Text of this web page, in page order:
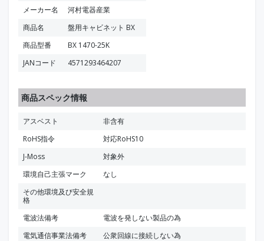
メーカー名
河村電器産業
商品名
盤用キャビネット BX
商品型番
BX 1470-25K
JANコード
4571293464207
商品スペック情報
アスベスト
非含有
RoHS指令
対応RoHS10
J-Moss
対象外
環境自己主張マーク
なし
その他環境及び安全規
格
電波法備考
電波を発しない製品の為
電気通信事業法備考
公衆回線に接続しない為